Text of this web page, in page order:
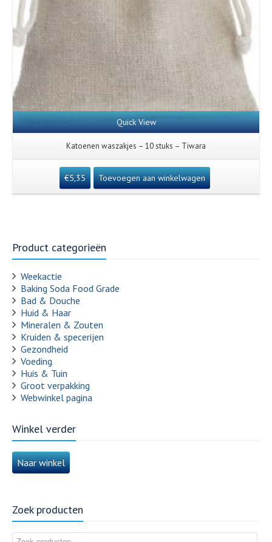
Quick View
Katoenen waszakjes – 10 stuks – Tiwara
€5,35 Toevoegen aan winkelwagen
Product categorieën
Weekactie
Baking Soda Food Grade
Bad & Douche
Huid & Haar
Mineralen & Zouten
Kruiden & specerijen
Gezondheid
Voeding
Huis & Tuin
Groot verpakking
Webwinkel pagina
Winkel verder
Naar winkel
Zoek producten